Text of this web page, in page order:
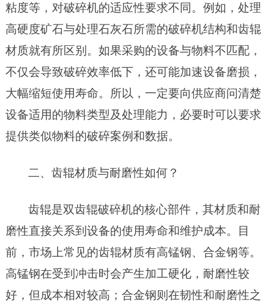
粘度等，对破碎机的适应性要求不同。例如，处理
高硬度矿石与处理石灰石所需的破碎机结构和齿辊
材质就有所区别。如果采购的设备与物料不匹配，
不仅会导致破碎效率低下，还可能加速设备磨损，
大幅缩短使用寿命。所以，一定要向供应商问清楚
设备适用的物料类型及处理能力，必要时可以要求
提供类似物料的破碎案例和数据。
二、齿辊材质与耐磨性如何？
齿辊是双齿辊破碎机的核心部件，其材质和耐
磨性直接关系到设备的使用寿命和维护成本。目
前，市场上常见的齿辊材质有高锰钢、合金钢等。
高锰钢在受到冲击时会产生加工硬化，耐磨性较
好，但成本相对较高；合金钢则在韧性和耐磨性之